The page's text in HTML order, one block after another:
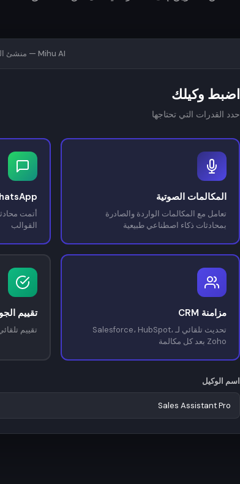
Mihu AI — منشئ الوكلاء
اضبط وكيلك
حدد القدرات التي تحتاجها
المكالمات الصوتية
تعامل مع المكالمات الواردة والصادرة
بمحادثات ذكاء اصطناعي طبيعية
القوالب
مزامنة CRM
تحديث تلقائي لـ Salesforce، HubSpot،
Zoho بعد كل مكالمة
تقييم
تقييم
اسم الوكيل